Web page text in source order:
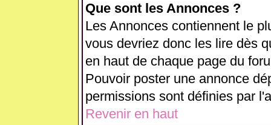
Que sont les Annonces ?
Les Annonces contiennent le
vous devriez donc les lire dès
en haut de chaque page du
Pouvoir poster une annonce
permissions sont définies par
Revenir en haut